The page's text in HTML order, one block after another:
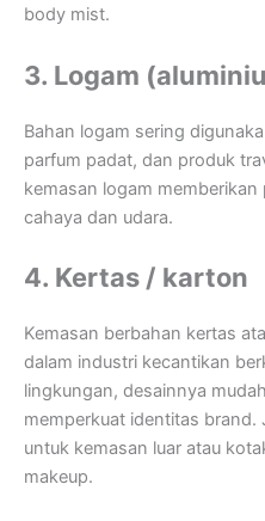
body mist.
3. Logam
Bahan logam sering
parfum padat, dan produk
kemasan logam
cahaya dan udara.
4. Kertas / karton
Kemasan berbahan kertas
dalam industri kecantikan
lingkungan, desainnya
memperkuat identitas brand.
untuk kemasan luar atau
makeup.